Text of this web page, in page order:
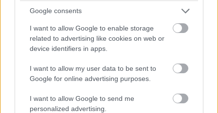
Google consents
I want to allow Google to enable storage
related to advertising like cookies on web or
device identifiers in apps.
I want to allow my user data to be sent to
Google for online advertising purposes.
I want to allow Google to send me
personalized advertising.
turbópékek versenyzőjét, Nick Yellolyt bokszutcai gyorshajtás
miatt vizsgálják!
Fuocót ezúttal azzal biztatják, hogy sokkal több
pályaelhagyása van az előtte haladó Porschének, szóval ő